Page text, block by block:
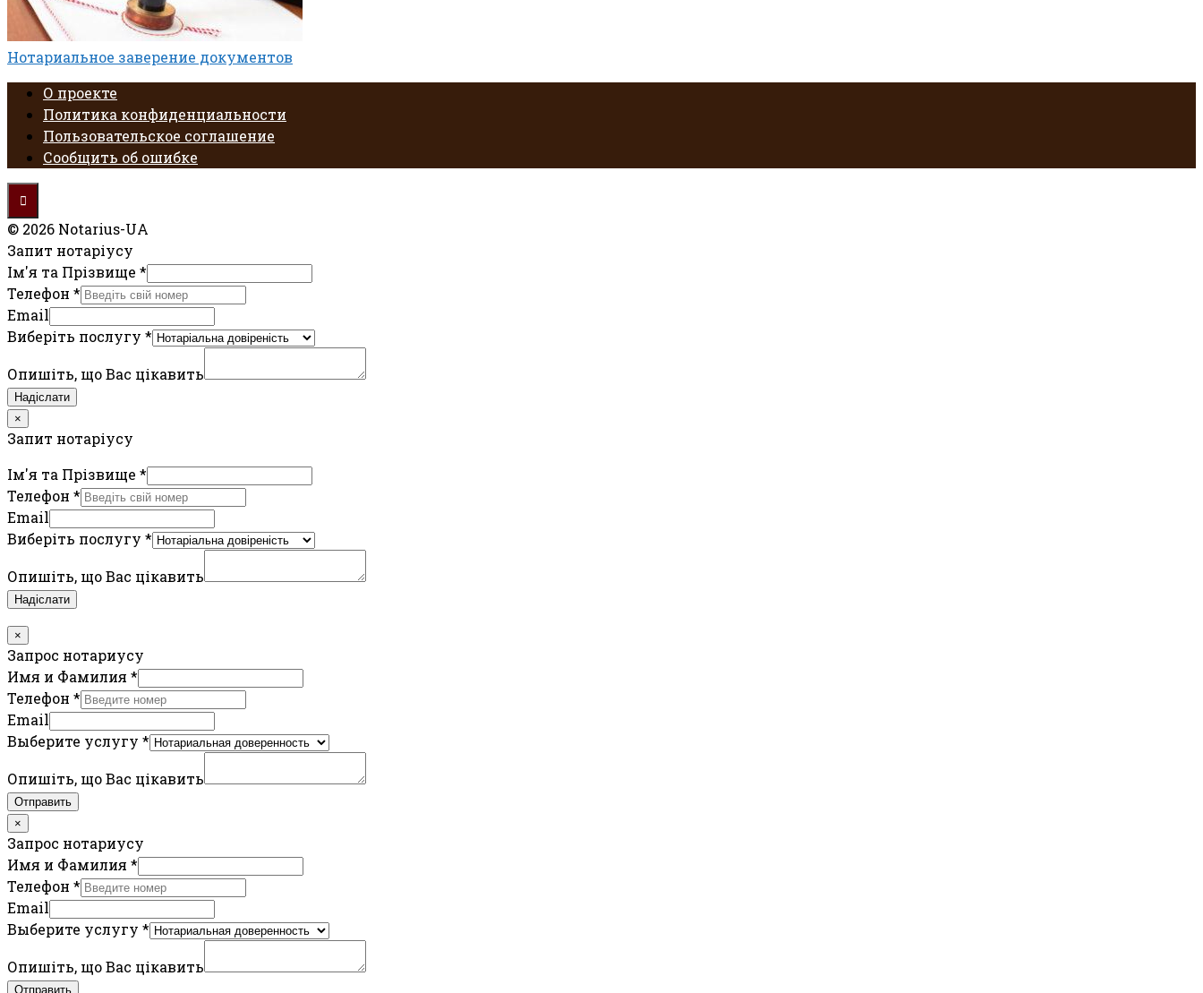
Нотариальное заверение документов
О проекте
Политика конфиденциальности
Пользовательское соглашение
Сообщить об ошибке
© 2026 Notarius-UA
Запит нотаріусу
Ім'я та Прізвище *
Телефон *
Email
Виберіть послугу *
Опишіть, що Вас цікавить
Надіслати
×
Запит нотаріусу
Ім'я та Прізвище *
Телефон *
Email
Виберіть послугу *
Опишіть, що Вас цікавить
Надіслати
×
Запрос нотариусу
Имя и Фамилия *
Телефон *
Email
Выберите услугу *
Опишіть, що Вас цікавить
Отправить
×
Запрос нотариусу
Имя и Фамилия *
Телефон *
Email
Выберите услугу *
Опишіть, що Вас цікавить
Отправить